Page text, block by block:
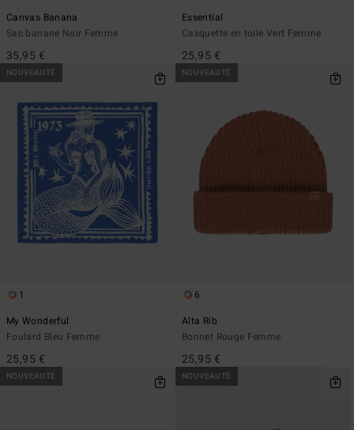
Canvas Banana
Sac banane Noir Femme
35,95 €
Essential
Casquette en toile Vert Femme
25,95 €
NOUVEAUTÉ
1
My Wonderful
Foulard Bleu Femme
25,95 €
NOUVEAUTÉ
6
Alta Rib
Bonnet Rouge Femme
25,95 €
NOUVEAUTÉ NOUVEAUTÉ